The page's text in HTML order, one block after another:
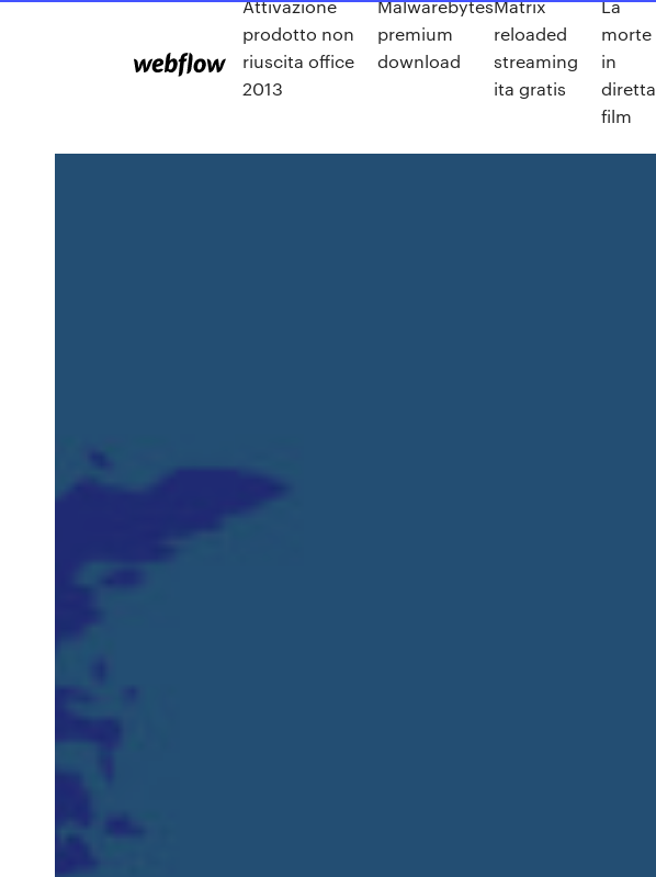
Attivazione
prodotto non
riuscita office
2013
Malwarebytes
premium
download
Matrix
reloaded
streaming
ita gratis
La
morte
in
diretta
film